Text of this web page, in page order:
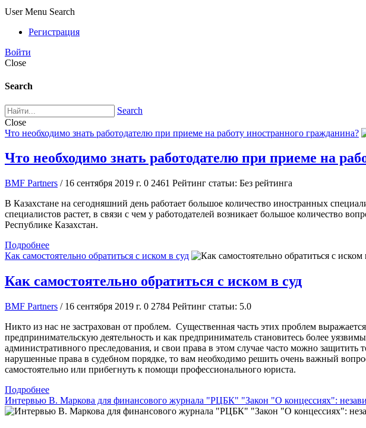
User Menu Search
Регистрация
Войти
Close
Search
Search
Close
Что необходимо знать работодателю при приеме на работу иностранного гражданина?
Что необходимо знать работодателю при приеме на
BMF Partners / 16 сентября 2019 г. 0 2461 Рейтинг статьи: Без рейтинга
В Казахстане на сегодняшний день работает большое количество иностранных
специалистов растет, в связи с чем у работодателей возникает большое количество
Республике Казахстан.
Подробнее
Как самостоятельно обратиться с иском в суд
Как самостоятельно обратиться с иском в суд
BMF Partners / 16 сентября 2019 г. 0 2784 Рейтинг статьи: 5.0
Никто из нас не застрахован от проблем. Существенная часть этих проблем
предпринимательскую деятельность и как предприниматель становитесь более
административного преследования, и свои права в этом случае часто можно
нарушенные права в судебном порядке, то вам необходимо решить очень важный
самостоятельно или прибегнуть к помощи профессионального юриста.
Подробнее
Интервью В. Маркова для финансового журнала "РЦБК" "Закон "О концессиях":